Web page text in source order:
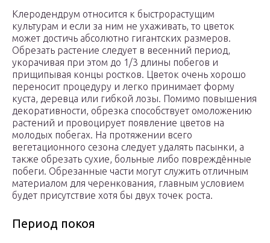
Клеродендрум относится к быстрорастущим
культурам и если за ним не ухаживать, то цветок
может достичь абсолютно гигантских размеров.
Обрезать растение следует в весенний период,
укорачивая при этом до 1/3 длины побегов и
прищипывая концы ростков. Цветок очень хорошо
переносит процедуру и легко принимает форму
куста, деревца или гибкой лозы. Помимо повышения
декоративности, обрезка способствует омоложению
растений и провоцирует появление цветов на
молодых побегах. На протяжении всего
вегетационного сезона следует удалять пасынки, а
также обрезать сухие, больные либо повреждённые
побеги. Обрезанные части могут служить отличным
материалом для черенкования, главным условием
будет присутствие хотя бы двух точек роста.
Период покоя